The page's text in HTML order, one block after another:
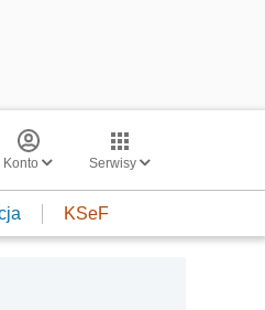
Konto Serwisy
KSeF